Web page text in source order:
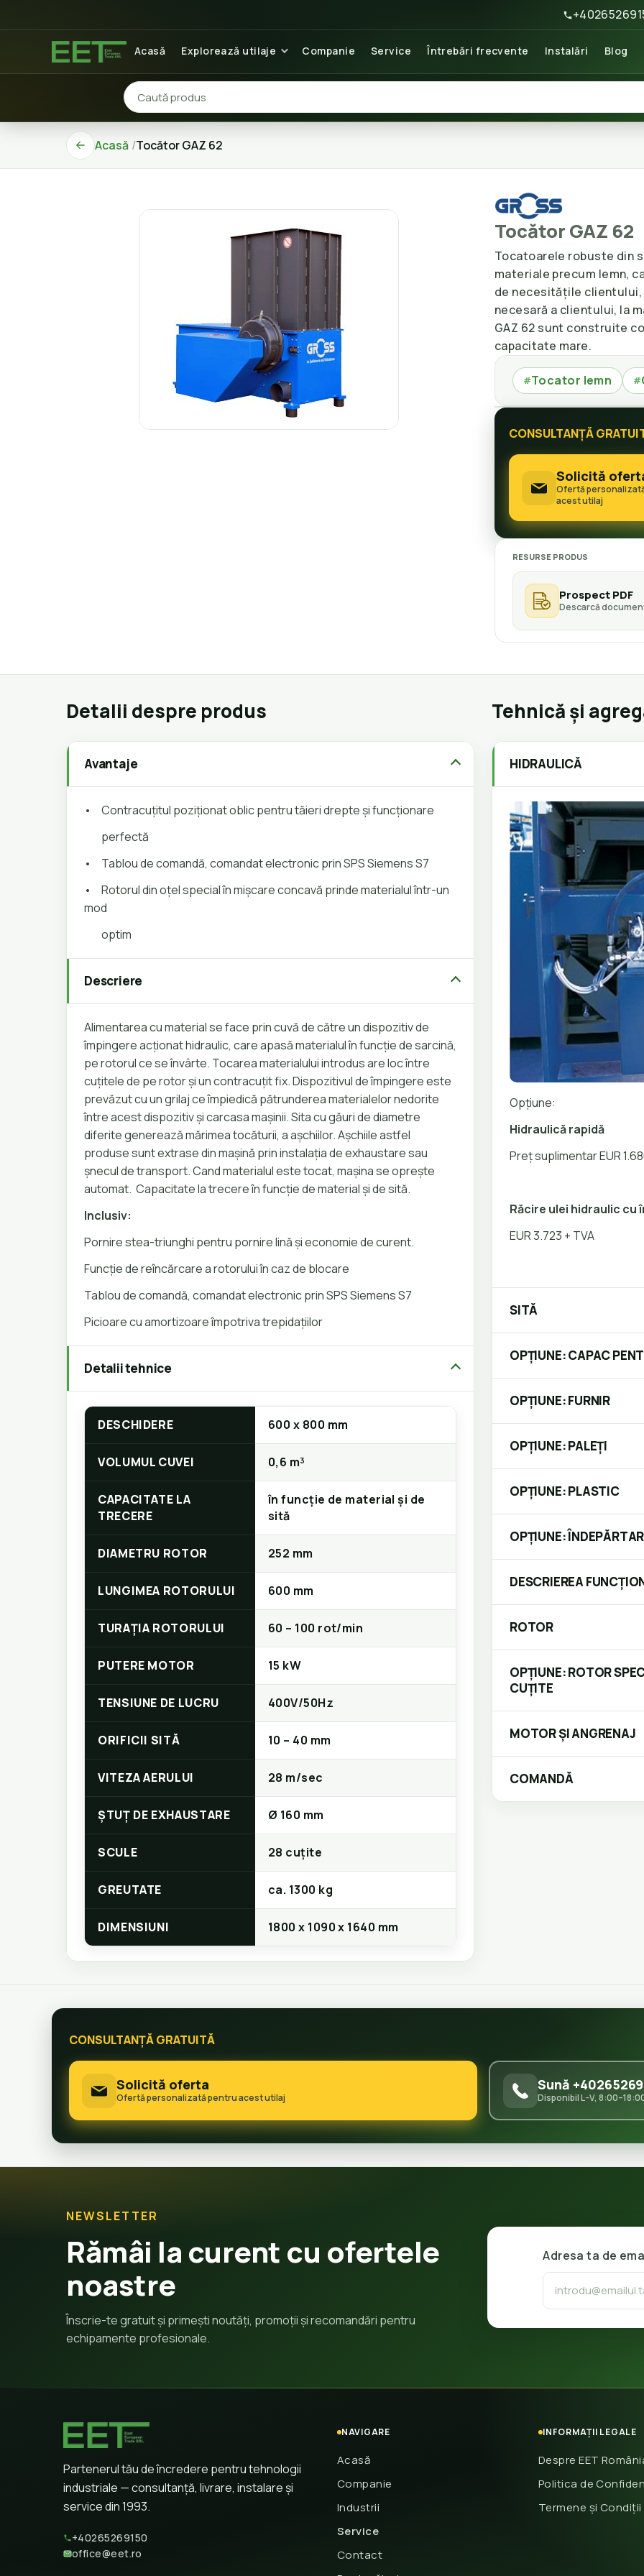
Acasă Explorează utilaje Companie Service Întrebări frecvente Instalări Blog
Acasă Tocător GAZ 62
Tocător GAZ 62
Tocatoarele robuste din
materiale precum lemn,
de necesitățile
necesară a clientului, la
GAZ 62 sunt construite
capacitate mare.
#Tocator lemn #
CONSULTANȚĂ
Solicită
Ofertă
acest utilaj
RESURSE PRODUS
Prospect PDF
Descarcă
Detalii despre produs
Avantaje
•
Contracuțitul poziționat oblic pentru tăieri drepte și funcționare
perfectă
•
Tablou de comandă, comandat electronic prin SPS Siemens S7
•
Rotorul din oțel special în mișcare concavă prinde materialul într-un
mod
optim
Descriere
Alimentarea cu material se face prin cuvă de către un dispozitiv de
împingere acționat hidraulic, care apasă materialul în funcție de sarcină,
pe rotorul ce se învârte. Tocarea materialului introdus are loc între
cuțitele de pe rotor și un contracuțit fix. Dispozitivul de împingere este
prevăzut cu un grilaj ce împiedică pătrunderea materialelor nedorite
între acest dispozitiv și carcasa mașinii. Sita cu găuri de diametre
diferite generează mărimea tocăturii, a așchiilor. Așchiile astfel
produse sunt extrase din mașină prin instalația de exhaustare sau
șnecul de transport. Cand materialul este tocat, mașina se oprește
automat. Capacitate la trecere în funcție de material și de sită.
Inclusiv:
Pornire stea-triunghi pentru pornire lină și economie de curent.
Funcție de reîncărcare a rotorului în caz de blocare
Tablou de comandă, comandat electronic prin SPS Siemens S7
Picioare cu amortizoare împotriva trepidațiilor
Detalii tehnice
DESCHIDERE 600 x 800 mm
VOLUMUL CUVEI 0,6 m³
CAPACITATE LA
TRECERE
în funcție de material și de
sită
DIAMETRU ROTOR 252 mm
LUNGIMEA ROTORULUI 600 mm
TURAȚIA ROTORULUI 60 – 100 rot/min
PUTERE MOTOR 15 kW
TENSIUNE DE LUCRU 400V/50Hz
ORIFICII SITĂ 10 – 40 mm
VITEZA AERULUI 28 m/sec
ȘTUȚ DE EXHAUSTARE Ø 160 mm
SCULE 28 cuțite
GREUTATE ca. 1300 kg
DIMENSIUNI 1800 x 1090 x 1640 mm
Tehnică și
HIDRAULICĂ
Opțiune:
Hidraulică rapidă
Preț suplimentar EUR
Răcire ulei hidraulic cu
EUR 3.723 + TVA
SITĂ
OPȚIUNE: CAPAC
OPȚIUNE: FURNIR
OPȚIUNE: PALEȚI
OPȚIUNE: PLASTIC
OPȚIUNE:
DESCRIEREA
ROTOR
OPȚIUNE: ROTOR
CUȚITE
MOTOR ȘI ANGRENAJ
COMANDĂ
CONSULTANȚĂ GRATUITĂ
Solicită oferta
Ofertă personalizată pentru acest utilaj
Sună
Disponibil L–V,
NEWSLETTER
Rămâi la curent cu ofertele
noastre
Înscrie-te gratuit și primești noutăți, promoții și recomandări pentru
echipamente profesionale.
Adresa ta de
Partenerul tău de încredere pentru tehnologii
industriale — consultanță, livrare, instalare și
service din 1993.
+40265269150
office@eet.ro
NAVIGARE
Acasă
Companie
Industrii
Service
Contact
INFORMAȚII LEGALE
Despre EET
Politica de
Termene și Condiții